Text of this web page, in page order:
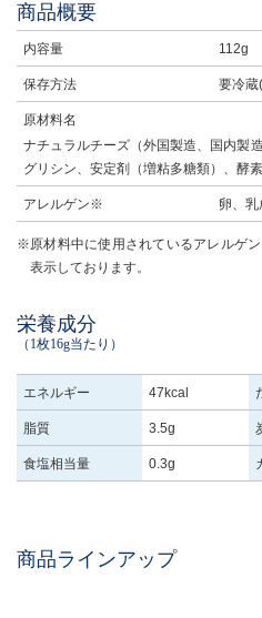
商品概要
内容量 112g
保存方法 要冷
原材料名
ナチュラルチーズ（外国製造、国内製
グリシン、安定剤（増粘多糖類）、酵
アレルゲン※ 卵、乳
※原材料中に使用されているアレルゲ
表示しております。
栄養成分
（1枚16g当たり）
エネルギー 47kcal
脂質 3.5g
食塩相当量 0.3g
商品ラインアップ